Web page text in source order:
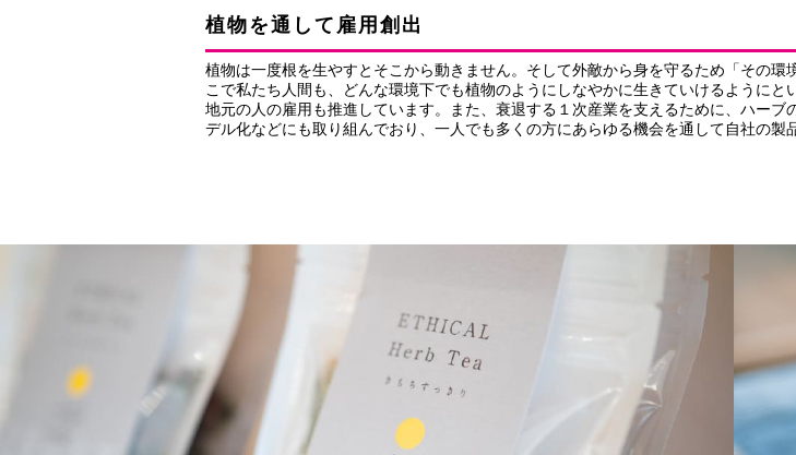
植物を通して雇用創出
植物は一度根を生やすとそこから動きません。そして外敵から身を守るため「その
こで私たち人間も、どんな環境下でも植物のようにしなやかに生きていけるように
地元の人の雇用も推進しています。また、衰退する１次産業を支えるために、ハー
デル化などにも取り組んでおり、一人でも多くの方にあらゆる機会を通して自社の製